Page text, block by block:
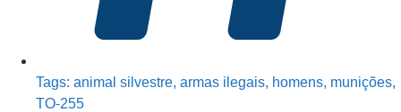
Tags: animal silvestre, armas ilegais, homens, munições,
TO-255